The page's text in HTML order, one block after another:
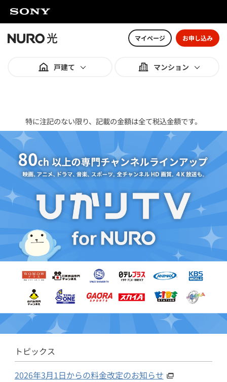
マイページ お申し込み
戸建て マンション
特に注記のない限り、記載の金額は全て税込金額です。
トピックス
2026年3月1日からの料金改定のお知らせ